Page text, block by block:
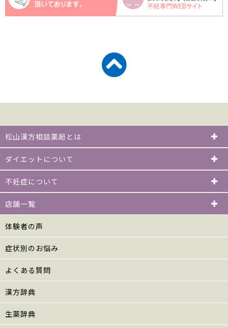
松山漢方相談薬局とは
ダイエットについて
不妊症について
店舗一覧
体験者の声
症状別のお悩み
よくある質問
漢方辞典
生薬辞典